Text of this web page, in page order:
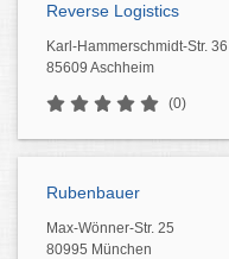
Reverse Logistics
Karl-Hammerschmidt-Str. 36
85609 Aschheim
(0)
Rubenbauer
Max-Wönner-Str. 25
80995 München